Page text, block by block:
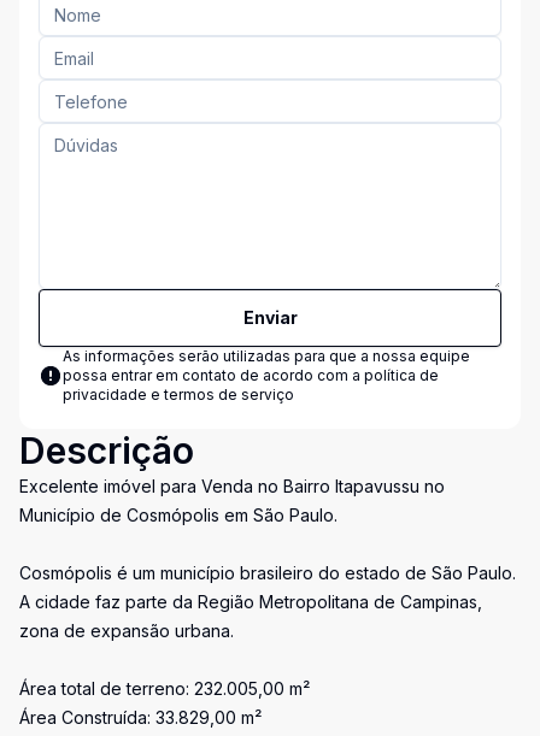
Enviar
As informações serão utilizadas para que a nossa equipe
possa entrar em contato de acordo com a política de
privacidade e termos de serviço
Descrição
Excelente imóvel para Venda no Bairro Itapavussu no
Município de Cosmópolis em São Paulo.
Cosmópolis é um município brasileiro do estado de São Paulo.
A cidade faz parte da Região Metropolitana de Campinas,
zona de expansão urbana.
Área total de terreno: 232.005,00 m²
Área Construída: 33.829,00 m²